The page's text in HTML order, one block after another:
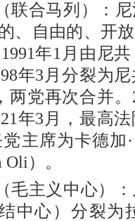
联合马列）：
、自由的、开
年1月由尼
年3月分裂为
两党再次合并
年3月，最高
主席为卡德加
Oli）。
毛主义中心）
中心）分裂为